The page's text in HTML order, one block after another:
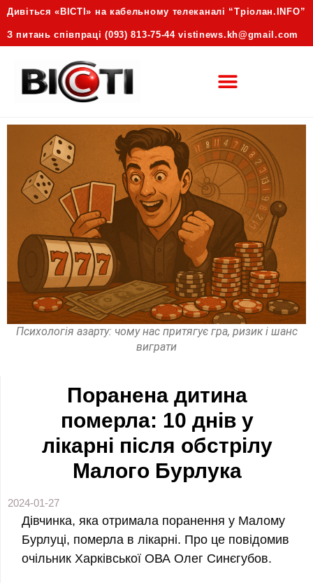
Дивіться «ВІСТІ» на кабельному телеканалі “Трiолан.INFO”
З питань співпраці (093) 813-75-44 vistinews.kh@gmail.com
Психологія азарту: чому нас притягує гра, ризик і шанс
виграти
Поранена дитина
померла: 10 днів у
лікарні після обстрілу
Малого Бурлука
2024-01-27
Дівчинка, яка отримала поранення у Малому
Бурлуці, померла в лікарні. Про це повідомив
очільник Харківської ОВА Олег Синєгубов.